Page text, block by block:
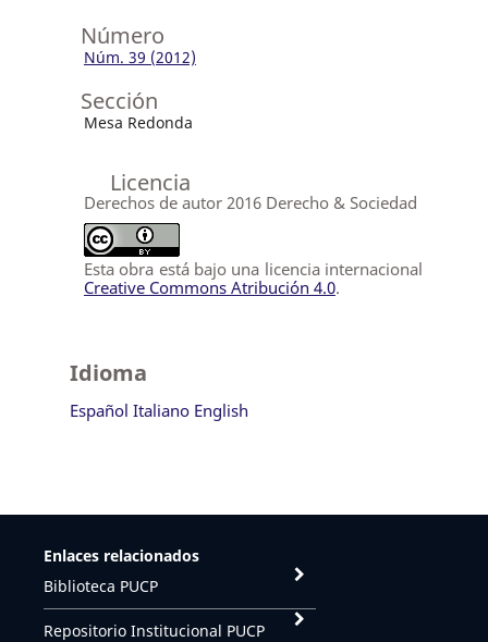
Número
Núm. 39 (2012)
Sección
Mesa Redonda
Licencia
Derechos de autor 2016 Derecho & Sociedad
Esta obra está bajo una licencia internacional
Creative Commons Atribución 4.0.
Idioma
Español Italiano English
Enlaces relacionados
Biblioteca PUCP
Repositorio Institucional PUCP